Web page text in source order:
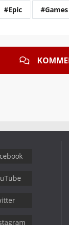
#Epic #Games